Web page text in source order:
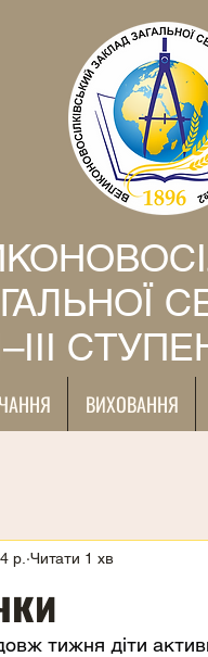
ВИХОВАННЯ
р. Читати 1 хв
тижня діти